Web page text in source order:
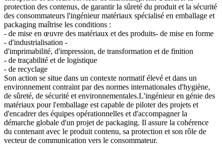
protection des contenus, de garantir la sûreté du produit et la sécurité
des consommateurs l'ingénieur matériaux spécialisé en emballage et
packaging maîtrise les conditions :
- de mise en œuvre des matériaux et des produits- de mise en forme
- d'industrialisation -
d'imprimabilité, d'impression, de transformation et de finition
- de traçabilité et de logistique
- de recyclage
Son action se situe dans un contexte normatif élevé et dans un
environnement contraint par des normes internationales d'hygiène,
de sûreté, de sécurité et environnementales.L'ingénieur en génie des
matériaux pour l'emballage est capable de piloter des projets et
d'encadrer des équipes opérationnelles et d'accompagner la
démarche globale d'un projet de packaging. Il assure la cohérence
du contenant avec le produit contenu, sa protection et son rôle de
vecteur de communication vers le consommateur.